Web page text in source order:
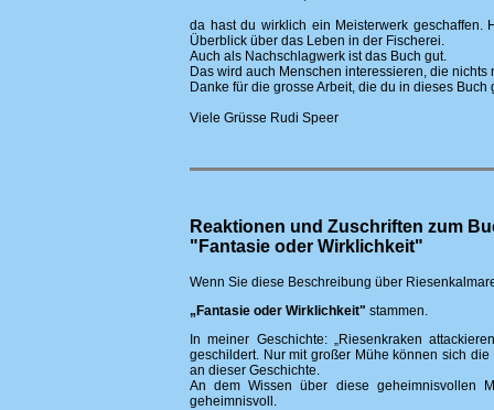
da hast du wirklich ein Meisterwerk geschaffen.
Überblick über das Leben in der Fischerei.
Auch als Nachschlagwerk ist das Buch gut.
Das wird auch Menschen interessieren, die nichts
Danke für die grosse Arbeit, die du in dieses Buch
Viele Grüsse Rudi Speer
Reaktionen und Zuschriften zum
"Fantasie oder Wirklichkeit"
Wenn Sie diese Beschreibung über
„Fantasie oder Wirklichkeit" stammen.
In meiner Geschichte: „Riesenkraken
geschildert. Nur mit großer Mühe können sich
an dieser Geschichte.
An dem Wissen über diese geheimnisvollen
geheimnisvoll.